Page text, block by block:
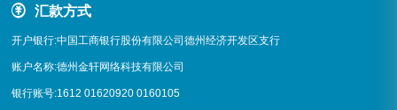
汇款方式
开户银行:中国工商银行股份有限公司德州经济开发区支行
账户名称:德州金轩网络科技有限公司
银行账号:1612 01620920 0160105